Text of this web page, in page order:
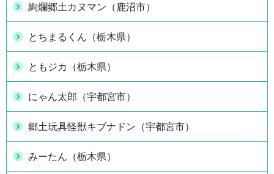
絢爛郷土カヌマン（鹿沼市）
とちまるくん（栃木県）
ともジカ（栃木県）
にゃん太郎（宇都宮市）
郷土玩具怪獣キブナドン（宇都宮市）
みーたん（栃木県）